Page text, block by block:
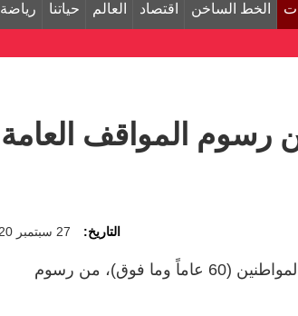
الخط الساخن اقتصاد العالم حياتنا رياضة
رسوم المواقف العامة
التاريخ: 27 سبتمبر 2020
أعفت هيئة الطرق والمواصلات بدبي كبار المواطنين (60 عاماً وما فوق)، من رسوم